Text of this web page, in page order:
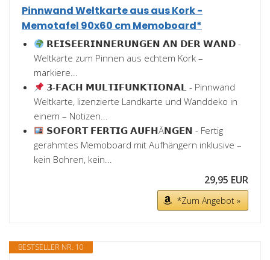
Pinnwand Weltkarte aus aus Kork -
Memotafel 90x60 cm Memoboard*
𝗥𝗘𝗜𝗦𝗘𝗘𝗥𝗜𝗡𝗡𝗘𝗥𝗨𝗡𝗚𝗘𝗡 𝗔𝗡 𝗗𝗘𝗥 𝗪𝗔𝗡𝗗 -
Weltkarte zum Pinnen aus echtem Kork –
markiere...
𝟯-𝗙𝗔𝗖𝗛 𝗠𝗨𝗟𝗧𝗜𝗙𝗨𝗡𝗞𝗧𝗜𝗢𝗡𝗔𝗟 - Pinnwand
Weltkarte, lizenzierte Landkarte und Wanddeko in
einem – Notizen...
𝗦𝗢𝗙𝗢𝗥𝗧 𝗙𝗘𝗥𝗧𝗜𝗚 𝗔𝗨𝗙𝗛Ä𝗡𝗚𝗘𝗡 - Fertig
gerahmtes Memoboard mit Aufhängern inklusive –
kein Bohren, kein...
29,95 EUR
*Zum Angebot »
BESTSELLER NR. 10